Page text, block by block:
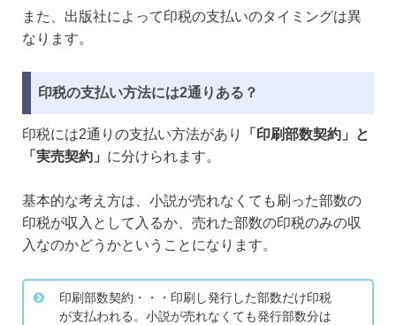
また、出版社によって印税の支払いのタイミングは異
なります。
印税の支払い方法には2通りある？
印税には2通りの支払い方法があり
「印刷部数契約」と
「実売契約」 に分けられます。
基本的な考え方は、小説が売れなくても刷った部数の
印税が収入として入るか、売れた部数の印税のみの収
入なのかどうかということになります。
印刷部数契約・・・印刷し発行した部数だけ印税
が支払われる。小説が売れなくても発行部数分は